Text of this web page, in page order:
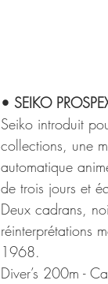
• SEIKO
Seiko introduit
collections, une
automatique
de trois jours et
Deux cadrans,
réinterprétations
1968.
Diver’s 200m -